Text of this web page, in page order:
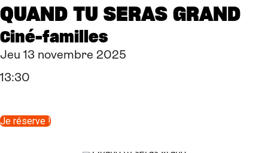
QUAND TU SERAS GRAND
Ciné-familles
Jeu 13 novembre 2025
13:30
Je réserve !